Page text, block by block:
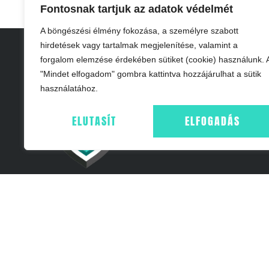
Fontosnak tartjuk az adatok védelmét
A böngészési élmény fokozása, a személyre szabott
hirdetések vagy tartalmak megjelenítése, valamint a
forgalom elemzése érdekében sütiket (cookie) használunk.
"Mindet elfogadom" gombra kattintva hozzájárulhat a sütik
használatához.
ELUTASÍT ELFOGADÁS
INFORMÁCIÓK
ADATKEZELÉS
COOKIE